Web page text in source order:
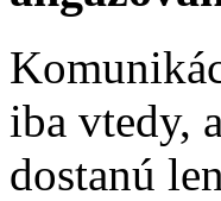
iba vtedy,
dostanú